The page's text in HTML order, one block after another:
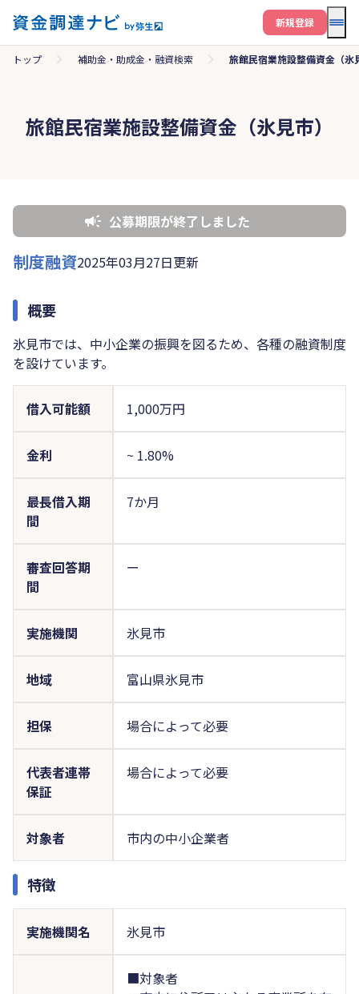
メ
新規登録
トップ 補助金・助成金・融資検索 旅館民宿業施設整備資金（氷
旅館民宿業施設整備資金（氷見市）
公募期限が終了しました
制度融資2025年03月27日更新
概要
氷見市では、中小企業の振興を図るため、各種の融資制度
を設けています。
借入可能額 1,000万円
金利 ~ 1.80%
最長借入期
間
7か月
審査回答期
間
ー
実施機関 氷見市
地域 富山県氷見市
担保 場合によって必要
代表者連帯
保証
場合によって必要
対象者 市内の中小企業者
特徴
実施機関名 氷見市
■対象者